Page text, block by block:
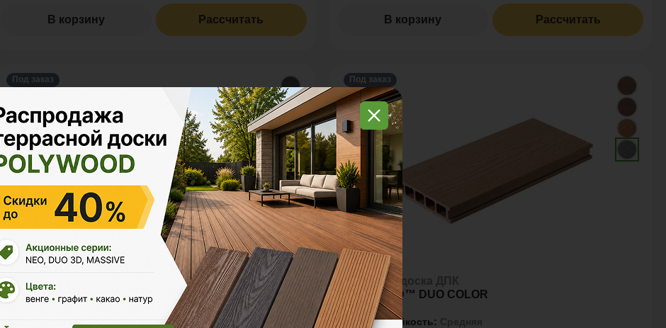
В корзину Рассчитать В корзину Рассчитать
Под заказ
Террасная доска ДПК
POLYWOOD™ DUO
Ударная стойкость:Средняя
Под заказ
Террасная доска ДПК
POLYWOOD™ DUO COLOR
Ударная стойкость: